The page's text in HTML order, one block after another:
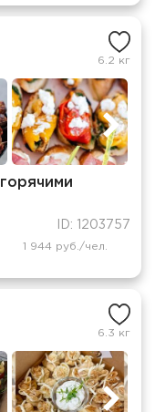
6.2 кг
ID: 1203757
1 944 руб./чел.
6.3 кг